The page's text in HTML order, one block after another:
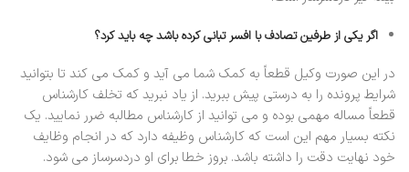
اگر یکی از طرفین تصادف با افسر تبانی کرده باشد چه باید کرد؟
در این صورت وکیل قطعاً به کمک شما می آید و کمک می کند تا بتوانید
شرایط پرونده را به درستی پیش ببرید. از یاد نبرید که تخلف کارشناس
قطعاً مساله مهمی بوده و می توانید از کارشناس مطالبه ضرر نمایید. یک
نکته بسیار مهم این است که کارشناس وظیفه دارد که در انجام وظایف
خود نهایت دقت را داشته باشد. بروز خطا برای او دردسرساز می شود.